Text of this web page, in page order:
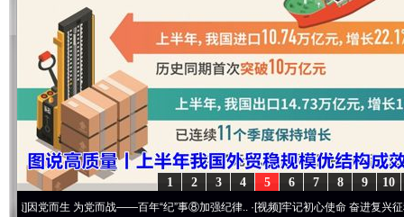
10
9
8
7
6
5
4
3
2
1
生 为党而战——百年“纪”事⑧加强纪律..·[视频]牢记初心使命 奋进复兴征程丨“转折